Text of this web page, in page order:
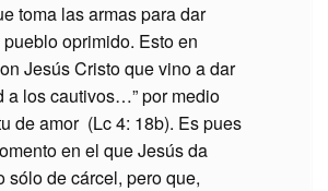
toma las armas para dar
oprimido. Esto en
Jesús Cristo que vino a dar
a los cautivos…” por medio
de amor (Lc 4: 18b). Es pues
en el que Jesús da
sólo de cárcel, pero que,